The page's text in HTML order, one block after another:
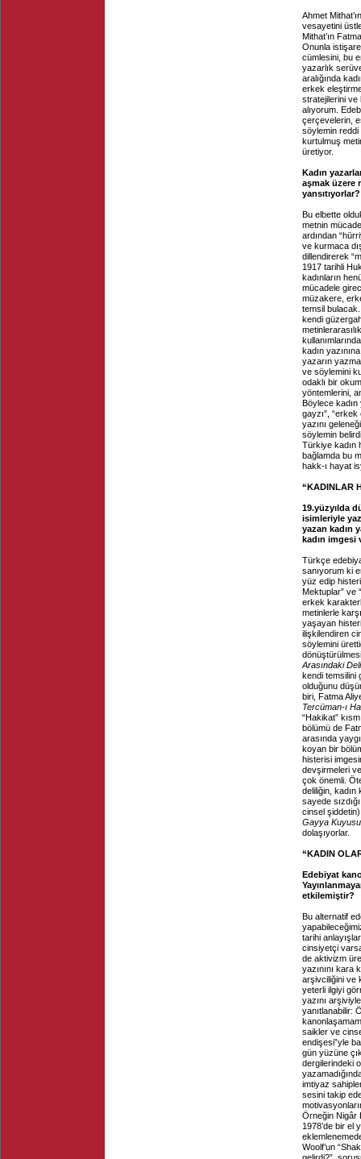
Ahmet
vesayetini
Mithat’ın
Onunla
cümlesini, bu
yazarlık
aralığında
erkek
stratejilerini ve
alıyorum.
çerçevelerin,
söylemin reddi
kurtulmuş
üretiyor.
Kadın
aşmak üzere
yansıtıyorlar?
Bu elbette
metnin
ardından
ve kurmaca
dillendirerek
1917 tarihli
kadınların
mücadele
müzakere,
temsil bulacak.
kendi
kadın
yazarın
ve söylemini
odaklı bir
yöntemlerini,
Böylece kadın
gayzı”,
yazını
söylemin
Türkiye kadın
bağlamda bu
hakk-ı hayat
“KADINLAR
19.yüzyılda
isimleriyle
yazan kadın
kadın imgesi
Türkçe
sanıyorum ki
yüz edip
Mektuplar” ve
erkek
metinlerle
yaşayan
ilişkilendiren
söylemini
Arasındaki
kendi temsilini
olduğunu
biri, Fatma
Tercüman-ı
“Hakikat”
bölümü de
arasında
koyan bir
histerisi
devşirmeleri
çok önemli.
deliliğin, kadın
sayede
cinsel şiddetin)
Gayya Kuyusu
dolaşıyorlar.
“KADIN
Edebiyat
etkilemiştir?
Bu alternatif
tarihi
cinsiyetçi
de aktivizm
yazınını kara
arşivciliğini ve
yeterli ilgiyi
yazını
yanıtlanabilir:
saikler ve
endişesi”yle
gün yüzüne
dergilerindeki
imtiyaz
sesini takip
Örneğin Nigâr
1978’de bir el
Woolf’un